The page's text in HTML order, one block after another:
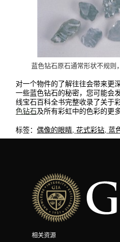
蓝色钻石原石通常形状不规则
对一个物件的了解往往会带来更
一些蓝色钻石的秘密，您可能会
线宝石百科全书完整收录了关于
色钻石及所有彩虹中的色彩的更
标签：偶像的眼睛,花式彩钻,蓝
相关资源